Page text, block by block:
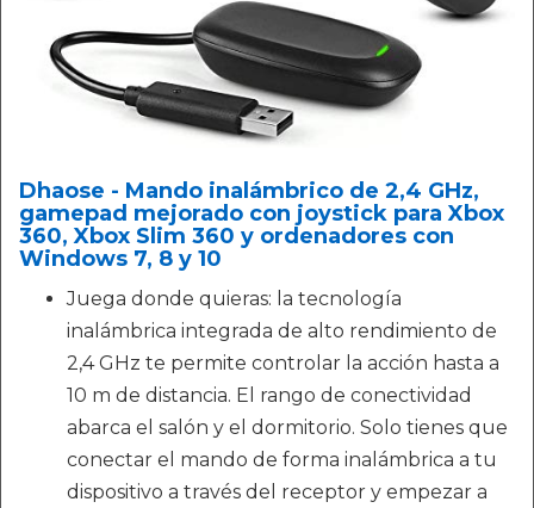
Dhaose - Mando inalámbrico de 2,4 GHz,
gamepad mejorado con joystick para Xbox
360, Xbox Slim 360 y ordenadores con
Windows 7, 8 y 10
Juega donde quieras: la tecnología
inalámbrica integrada de alto rendimiento de
2,4 GHz te permite controlar la acción hasta a
10 m de distancia. El rango de conectividad
abarca el salón y el dormitorio. Solo tienes que
conectar el mando de forma inalámbrica a tu
dispositivo a través del receptor y empezar a